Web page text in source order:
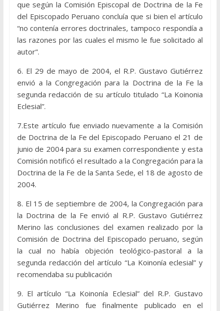
que según la Comisión Episcopal de Doctrina de la Fe
del Episcopado Peruano concluía que si bien el artículo
“no contenía errores doctrinales, tampoco respondía a
las razones por las cuales el mismo le fue solicitado al
autor”.
6. El 29 de mayo de 2004, el R.P. Gustavo Gutiérrez
envió a la Congregación para la Doctrina de la Fe la
segunda redacción de su artículo titulado “La Koinonia
Eclesial”.
7.Este artículo fue enviado nuevamente a la Comisión
de Doctrina de la Fe del Episcopado Peruano el 21 de
junio de 2004 para su examen correspondiente y esta
Comisión notificó el resultado a la Congregación para la
Doctrina de la Fe de la Santa Sede, el 18 de agosto de
2004.
8. El 15 de septiembre de 2004, la Congregación para
la Doctrina de la Fe envió al R.P. Gustavo Gutiérrez
Merino las conclusiones del examen realizado por la
Comisión de Doctrina del Episcopado peruano, según
la cual no había objeción teológico-pastoral a la
segunda redacción del artículo “La Koinonía eclesial” y
recomendaba su publicación
9. El artículo “La Koinonía Eclesial” del R.P. Gustavo
Gutiérrez Merino fue finalmente publicado en el